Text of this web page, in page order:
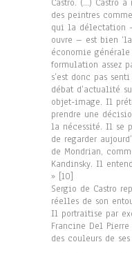
Castro. (…) Castro
des peintres
qui la délectation
ouvre – est bien
économie
formulation assez
s’est donc pas
débat d’actualité
objet-image. Il
prendre une
la nécessité. Il se
de regarder
de Mondrian,
Kandinsky. Il
» [10]
Sergio de Castro
réelles de son
Il portraitise par
Francine Del
des couleurs de